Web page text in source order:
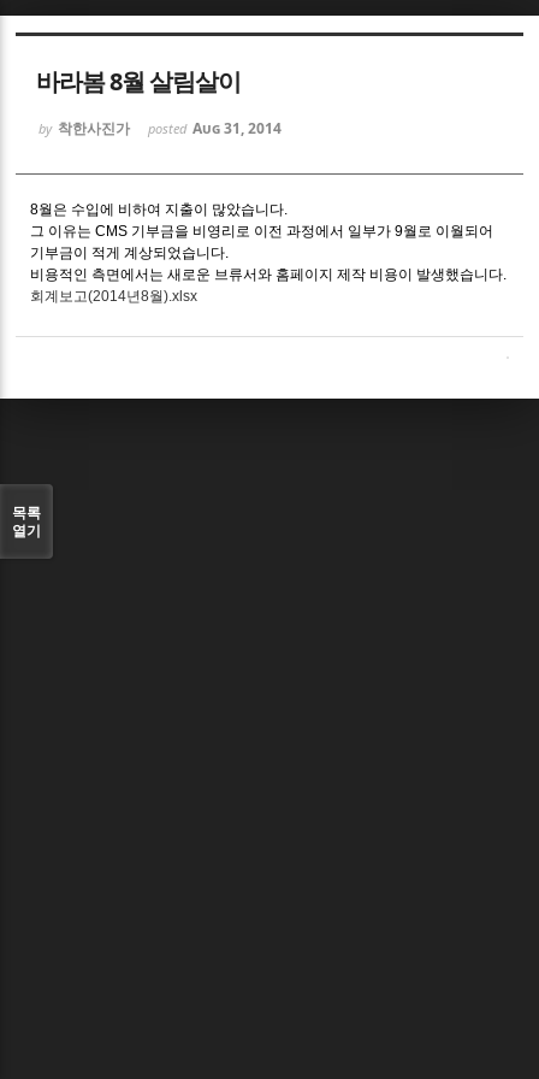
바라봄 8월 살림살이
by 착한사진가 posted Aug 31, 2014
8월은 수입에 비하여 지출이 많았습니다.
그 이유는 CMS 기부금을 비영리로 이전 과정에서 일부가 9월로 이월되어
기부금이 적게 계상되었습니다.
비용적인 측면에서는 새로운 브류서와 홈페이지 제작 비용이 발생했습니다.
회계보고(2014년8월).xlsx
목록
열기
Sketchbook5, 스케치북5
Sketchbook5, 스케치북5